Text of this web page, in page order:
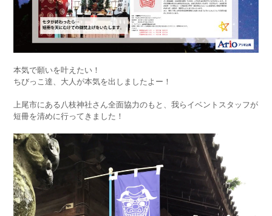
本気で願いを叶えたい！
ちびっこ達、大人が本気を出しましたよー！
上尾市にある八枝神社さん全面協力のもと、我らイベントスタッフが
短冊を清めに行ってきました！